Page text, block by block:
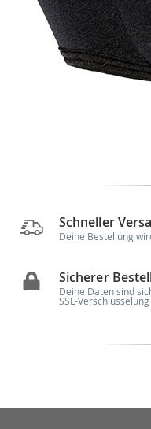
Schneller
Deine Bestellung
Sicherer
Deine Daten sind
SSL-Verschlüsselung